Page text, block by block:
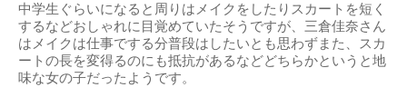
中学生ぐらいになると周りはメイクをしたりスカートを短く
するなどおしゃれに目覚めていたそうですが、三倉佳奈さん
はメイクは仕事でする分普段はしたいとも思わずまた、スカ
ートの長を変得るのにも抵抗があるなどどちらかというと地
味な女の子だったようです。